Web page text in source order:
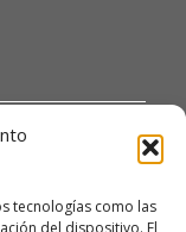
tecnologías como las
del dispositivo. El
con